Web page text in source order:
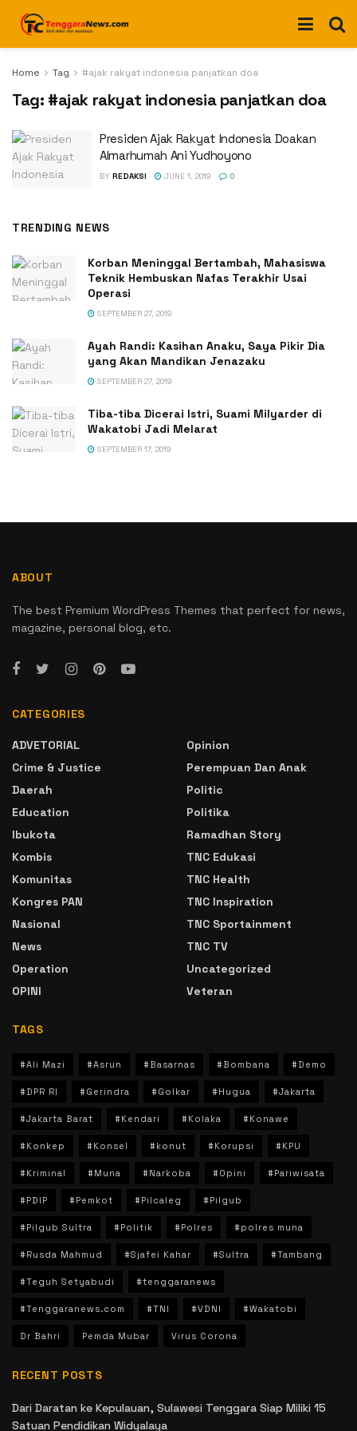
Home Tag #ajak rakyat indonesia panjatkan doa
Tag: #ajak rakyat indonesia panjatkan doa
Presiden Ajak Rakyat Indonesia Doakan
Almarhumah Ani Yudhoyono
BY REDAKSI JUNE 1, 2019 0
TRENDING NEWS
Korban Meninggal Bertambah, Mahasiswa
Teknik Hembuskan Nafas Terakhir Usai
Operasi
SEPTEMBER 27, 2019
Ayah Randi: Kasihan Anaku, Saya Pikir Dia
yang Akan Mandikan Jenazaku
SEPTEMBER 27, 2019
Tiba-tiba Dicerai Istri, Suami Milyarder di
Wakatobi Jadi Melarat
SEPTEMBER 17, 2019
ABOUT
The best Premium WordPress Themes that perfect for news,
magazine, personal blog, etc.
CATEGORIES
ADVETORIAL
Crime & Justice
Daerah
Education
Ibukota
Kombis
Komunitas
Kongres PAN
Nasional
News
Operation
OPINI
Opinion
Perempuan Dan Anak
Politic
Politika
Ramadhan Story
TNC Edukasi
TNC Health
TNC Inspiration
TNC Sportainment
TNC TV
Uncategorized
Veteran
TAGS
#Ali Mazi #Asrun #Basarnas #Bombana #Demo
#DPR RI #Gerindra #Golkar #Hugua #Jakarta
#Jakarta Barat #Kendari #Kolaka #Konawe
#Konkep #Konsel #konut #Korupsi #KPU
#Kriminal #Muna #Narkoba #Opini #Pariwisata
#PDIP #Pemkot #Pilcaleg #Pilgub
#Pilgub Sultra #Politik #Polres #polres muna
#Rusda Mahmud #Sjafei Kahar #Sultra #Tambang
#Teguh Setyabudi #tenggaranews
#Tenggaranews.com #TNI #VDNI #Wakatobi
Dr Bahri Pemda Mubar Virus Corona
RECENT POSTS
Dari Daratan ke Kepulauan, Sulawesi Tenggara Siap Miliki 15
Satuan Pendidikan Widyalaya